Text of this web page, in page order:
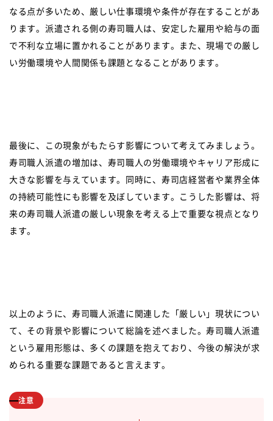
なる点が多いため、厳しい仕事環境や条件が存在することがあ
ります。派遣される側の寿司職人は、安定した雇用や給与の面
で不利な立場に置かれることがあります。また、現場での厳し
い労働環境や人間関係も課題となることがあります。
最後に、この現象がもたらす影響について考えてみましょう。
寿司職人派遣の増加は、寿司職人の労働環境やキャリア形成に
大きな影響を与えています。同時に、寿司店経営者や業界全体
の持続可能性にも影響を及ぼしています。こうした影響は、将
来の寿司職人派遣の厳しい現象を考える上で重要な視点となり
ます。
以上のように、寿司職人派遣に関連した「厳しい」現状につい
て、その背景や影響について総論を述べました。寿司職人派遣
という雇用形態は、多くの課題を抱えており、今後の解決が求
められる重要な課題であると言えます。
注意